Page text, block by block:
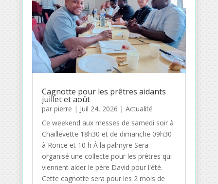
Cagnotte pour les prêtres aidants
juillet et août
par pierre | Juil 24, 2026 | Actualité
Ce weekend aux messes de samedi soir à
Chaillevette 18h30 et de dimanche 09h30
à Ronce et 10 h À la palmyre Sera
organisé une collecte pour les prêtres qui
viennent aider le père David pour l'été.
Cette cagnotte sera pour les 2 mois de